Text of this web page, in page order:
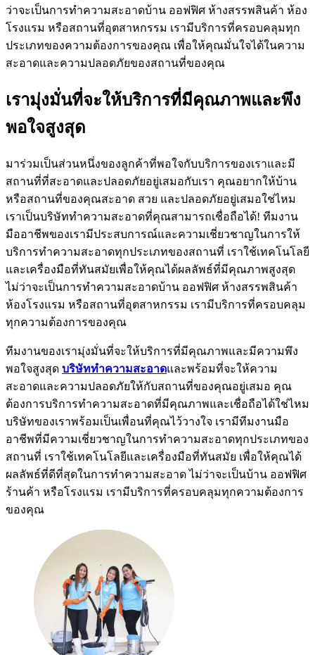
ว่าจะเป็นการทำความสะอาดบ้าน ออฟฟิศ ห้างสรรพสินค้า ห้อง
โรงแรม หรือสถานที่อุตสาหกรรม เรามีบริการที่ครอบคลุมทุก
ประเภทของความต้องการของคุณ เพื่อให้คุณมั่นใจได้ในความ
สะอาดและความปลอดภัยของสถานที่ของคุณ
เรามุ่งมั่นที่จะให้บริการที่มีคุณภาพและพึง
พอใจสูงสุด
มาร่วมเป็นส่วนหนึ่งของลูกค้าที่พอใจกับบริการของเราและมี
สถานที่ที่สะอาดและปลอดภัยอยู่เสมอกับเรา คุณอยากให้บ้าน
หรือสถานที่ของคุณสะอาด สวย และปลอดภัยอยู่เสมอใช่ไหม
เราเป็นบริษัททำความสะอาดที่คุณสามารถเชื่อถือได้! ทีมงาน
มืออาชีพของเรามีประสบการณ์และความเชี่ยวชาญในการให้
บริการทำความสะอาดทุกประเภทของสถานที่ เราใช้เทคโนโลยี
และเครื่องมือที่ทันสมัยเพื่อให้คุณได้ผลลัพธ์ที่มีคุณภาพสูงสุด
ไม่ว่าจะเป็นการทำความสะอาดบ้าน ออฟฟิศ ห้างสรรพสินค้า
ห้องโรงแรม หรือสถานที่อุตสาหกรรม เรามีบริการที่ครอบคลุม
ทุกความต้องการของคุณ
ทีมงานของเรามุ่งมั่นที่จะให้บริการที่มีคุณภาพและมีความพึง
พอใจสูงสุด บริษัททำความสะอาดและพร้อมที่จะให้ความ
สะอาดและความปลอดภัยให้กับสถานที่ของคุณอยู่เสมอ คุณ
ต้องการบริการทำความสะอาดที่มีคุณภาพและเชื่อถือได้ใช่ไหม
บริษัทของเราพร้อมเป็นเพื่อนที่คุณไว้วางใจ เรามีทีมงานมือ
อาชีพที่มีความเชี่ยวชาญในการทำความสะอาดทุกประเภทของ
สถานที่ เราใช้เทคโนโลยีและเครื่องมือที่ทันสมัย เพื่อให้คุณได้
ผลลัพธ์ที่ดีที่สุดในการทำความสะอาด ไม่ว่าจะเป็นบ้าน ออฟฟิศ
ร้านค้า หรือโรงแรม เรามีบริการที่ครอบคลุมทุกความต้องการ
ของคุณ